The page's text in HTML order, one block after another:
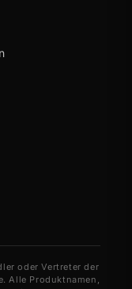
oder Vertreter der
Alle Produktnamen,